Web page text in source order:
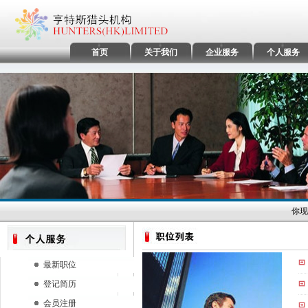
首页 关于我们 企业服务 个人服务
你
最新职位
登记简历
会员注册